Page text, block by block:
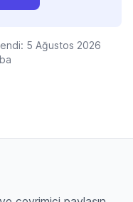
5 Ağustos 2026